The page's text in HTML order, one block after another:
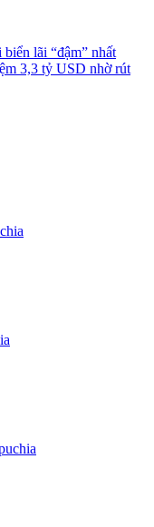
lãi “đậm” nhất
3,3 tỷ USD nhờ rút